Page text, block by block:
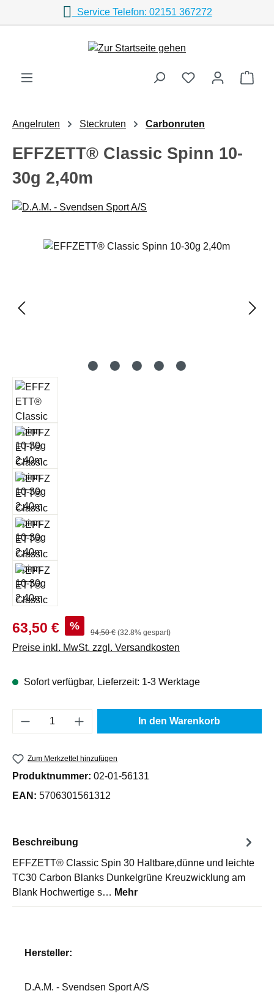
Zum Hauptinhalt springenService Telefon: 02151 367272
Angelruten Steckruten Carbonruten
EFFZETT® Classic Spinn 10-
30g 2,40m
Bildergalerie überspringen
Verkaufspreis:
63,50 € % Regulärer Preis:
94,50 € (32.8% gespart)
Preise inkl. MwSt. zzgl. Versandkosten
Sofort verfügbar, Lieferzeit: 1-3 Werktage
Produkt Anzahl: Gib den gewünschten
In den Warenkorb
Zum Merkzettel hinzufügen
Produktnummer: 02-01-56131
EAN: 5706301561312
Beschreibung
EFFZETT® Classic Spin 30 Haltbare,dünne und leichte
TC30 Carbon Blanks Dunkelgrüne Kreuzwicklung am
Blank Hochwertige s… Mehr
Hersteller:
D.A.M. - Svendsen Sport A/S